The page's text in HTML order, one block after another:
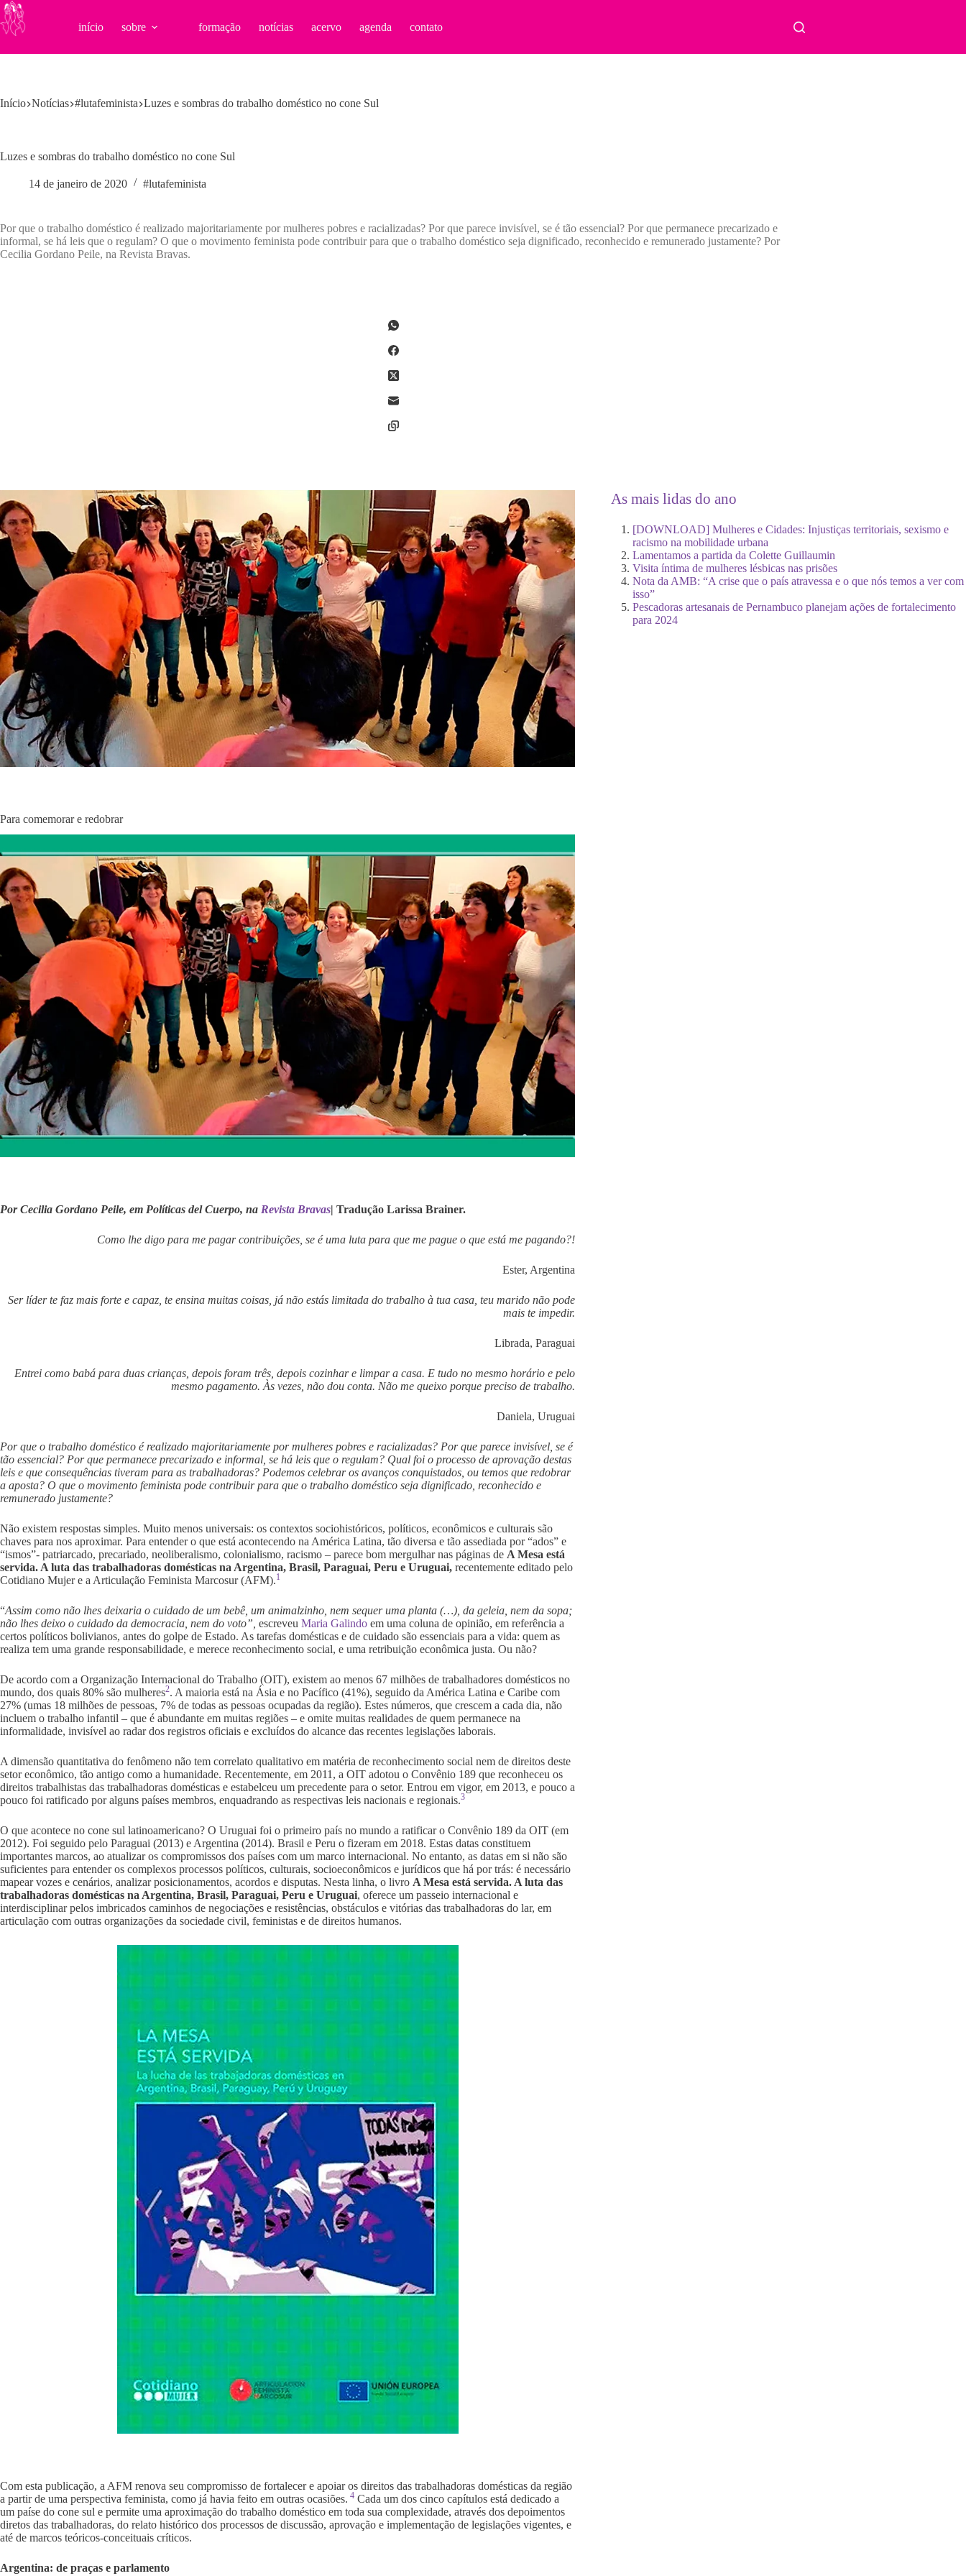
Pular
para
o
início sobre formação notícias acervo agenda contato
Início Notícias #lutafeminista Luzes e sombras do trabalho doméstico no cone Sul
Luzes e sombras do trabalho doméstico no cone Sul
14 de janeiro de 2020 #lutafeminista
Por que o trabalho doméstico é realizado majoritariamente por mulheres pobres e racializadas? Por que parece invisível, se é tão essencial? Por que permanece precarizado e
informal, se há leis que o regulam? O que o movimento feminista pode contribuir para que o trabalho doméstico seja dignificado, reconhecido e remunerado justamente? Por
Cecilia Gordano Peile, na Revista Bravas.
Para comemorar e redobrar
Por Cecilia Gordano Peile, em Políticas del Cuerpo, na Revista Bravas| Tradução Larissa Brainer.
Como lhe digo para me pagar contribuições, se é uma luta para que me pague o que está me pagando?!
Ester, Argentina
Ser líder te faz mais forte e capaz, te ensina muitas coisas, já não estás limitada do trabalho à tua casa, teu marido não pode
mais te impedir.
Librada, Paraguai
Entrei como babá para duas crianças, depois foram três, depois cozinhar e limpar a casa. E tudo no mesmo horário e pelo
mesmo pagamento. Às vezes, não dou conta. Não me queixo porque preciso de trabalho.
Daniela, Uruguai
Por que o trabalho doméstico é realizado majoritariamente por mulheres pobres e racializadas? Por que parece invisível, se é
tão essencial? Por que permanece precarizado e informal, se há leis que o regulam? Qual foi o processo de aprovação destas
leis e que consequências tiveram para as trabalhadoras? Podemos celebrar os avanços conquistados, ou temos que redobrar
a aposta? O que o movimento feminista pode contribuir para que o trabalho doméstico seja dignificado, reconhecido e
remunerado justamente?
Não existem respostas simples. Muito menos universais: os contextos sociohistóricos, políticos, econômicos e culturais são
chaves para nos aproximar. Para entender o que está acontecendo na América Latina, tão diversa e tão assediada por “ados” e
“ismos”- patriarcado, precariado, neoliberalismo, colonialismo, racismo – parece bom mergulhar nas páginas de A Mesa está
servida. A luta das trabalhadoras domésticas na Argentina, Brasil, Paraguai, Peru e Uruguai, recentemente editado pelo
Cotidiano Mujer e a Articulação Feminista Marcosur (AFM).1
“Assim como não lhes deixaria o cuidado de um bebê, um animalzinho, nem sequer uma planta (…), da geleia, nem da sopa;
não lhes deixo o cuidado da democracia, nem do voto”, escreveu Maria Galindo em uma coluna de opinião, em referência a
certos políticos bolivianos, antes do golpe de Estado. As tarefas domésticas e de cuidado são essenciais para a vida: quem as
realiza tem uma grande responsabilidade, e merece reconhecimento social, e uma retribuição econômica justa. Ou não?
De acordo com a Organização Internacional do Trabalho (OIT), existem ao menos 67 milhões de trabalhadores domésticos no
mundo, dos quais 80% são mulheres2. A maioria está na Ásia e no Pacífico (41%), seguido da América Latina e Caribe com
27% (umas 18 milhões de pessoas, 7% de todas as pessoas ocupadas da região). Estes números, que crescem a cada dia, não
incluem o trabalho infantil – que é abundante em muitas regiões – e omite muitas realidades de quem permanece na
informalidade, invisível ao radar dos registros oficiais e excluídos do alcance das recentes legislações laborais.
A dimensão quantitativa do fenômeno não tem correlato qualitativo em matéria de reconhecimento social nem de direitos deste
setor econômico, tão antigo como a humanidade. Recentemente, em 2011, a OIT adotou o Convênio 189 que reconheceu os
direitos trabalhistas das trabalhadoras domésticas e estabelceu um precedente para o setor. Entrou em vigor, em 2013, e pouco a
pouco foi ratificado por alguns países membros, enquadrando as respectivas leis nacionais e regionais.3
O que acontece no cone sul latinoamericano? O Uruguai foi o primeiro país no mundo a ratificar o Convênio 189 da OIT (em
2012). Foi seguido pelo Paraguai (2013) e Argentina (2014). Brasil e Peru o fizeram em 2018. Estas datas constituem
importantes marcos, ao atualizar os compromissos dos países com um marco internacional. No entanto, as datas em si não são
suficientes para entender os complexos processos políticos, culturais, socioeconômicos e jurídicos que há por trás: é necessário
mapear vozes e cenários, analizar posicionamentos, acordos e disputas. Nesta linha, o livro A Mesa está servida. A luta das
trabalhadoras domésticas na Argentina, Brasil, Paraguai, Peru e Uruguai, oferece um passeio internacional e
interdisciplinar pelos imbricados caminhos de negociações e resistências, obstáculos e vitórias das trabalhadoras do lar, em
articulação com outras organizações da sociedade civil, feministas e de direitos humanos.
Com esta publicação, a AFM renova seu compromisso de fortalecer e apoiar os direitos das trabalhadoras domésticas da região
a partir de uma perspectiva feminista, como já havia feito em outras ocasiões. 4 Cada um dos cinco capítulos está dedicado a
um paíse do cone sul e permite uma aproximação do trabalho doméstico em toda sua complexidade, através dos depoimentos
diretos das trabalhadoras, do relato histórico dos processos de discussão, aprovação e implementação de legislações vigentes, e
até de marcos teóricos-conceituais críticos.
Argentina: de praças e parlamento
As mais lidas do ano
[DOWNLOAD] Mulheres e Cidades: Injustiças territoriais, sexismo e
racismo na mobilidade urbana
Lamentamos a partida da Colette Guillaumin
Visita íntima de mulheres lésbicas nas prisões
Nota da AMB: “A crise que o país atravessa e o que nós temos a ver com
isso”
Pescadoras artesanais de Pernambuco planejam ações de fortalecimento
para 2024